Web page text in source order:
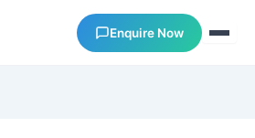
Enquire Now